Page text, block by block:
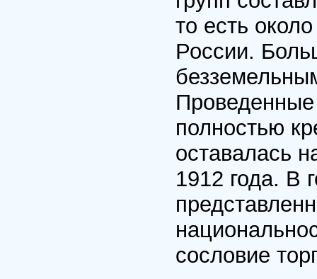
то есть
России.
полностью
оставалась
1912 года. В
сословие